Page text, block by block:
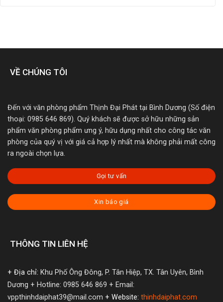
VỀ CHÚNG TÔI
Đến với văn phòng phẩm Thịnh Đại Phát tại Bình Dương (Số điện
thoại: 0985 646 869). Quý khách sẽ được sở hữu những sản
phẩm văn phòng phẩm ưng ý, hữu dụng nhất cho công tác văn
phòng của quý vị với giá cả hợp lý nhất mà không phải mất công
ra ngoài chọn lựa.
Gọi tư vấn
Xin báo giá
THÔNG TIN LIÊN HỆ
+ Địa chỉ: Khu Phố Ông Đông, P. Tân Hiệp, TX. Tân Uyên, Bình
Dương + Hotline: 0985 646 869 + Email:
vppthinhdaiphat39@mail.com + Website: thinhdaiphat.com